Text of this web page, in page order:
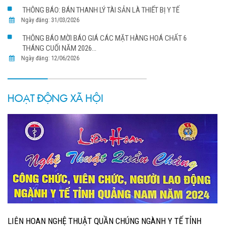
THÔNG BÁO: BÁN THANH LÝ TÀI SẢN LÀ THIẾT BỊ Y TẾ
Ngày đăng: 31/03/2026
THÔNG BÁO MỜI BÁO GIÁ CÁC MẶT HÀNG HOÁ CHẤT 6
THÁNG CUỐI NĂM 2026...
Ngày đăng: 12/06/2026
HOẠT ĐỘNG XÃ HỘI
LIÊN HOAN NGHỆ THUẬT QUẦN CHÚNG NGÀNH Y TẾ TỈNH